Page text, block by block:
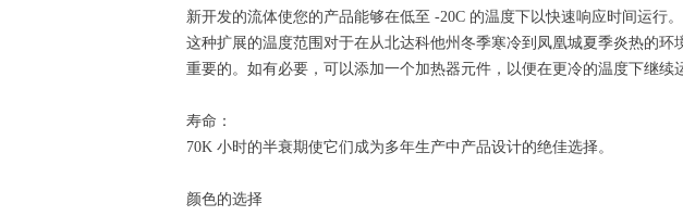
新开发的流体使您的产品能够在低至 -20C 的温度下以快速响应时间运行
这种扩展的温度范围对于在从北达科他州冬季寒冷到凤凰城夏季炎热的
重要的。如有必要，可以添加一个加热器元件，以便在更冷的温度下继续
寿命：
70K 小时的半衰期使它们成为多年生产中产品设计的绝佳选择。
颜色的选择